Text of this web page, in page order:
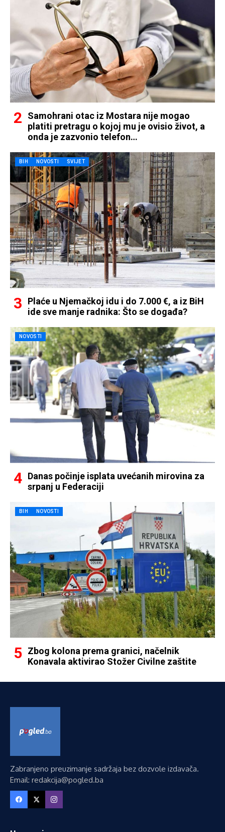
Samohrani otac iz Mostara nije mogao
platiti pretragu o kojoj mu je ovisio život, a
onda je zazvonio telefon…
BIH NOVOSTI SVIJET
Plaće u Njemačkoj idu i do 7.000 €, a iz BiH
ide sve manje radnika: Što se događa?
NOVOSTI
Danas počinje isplata uvećanih mirovina za
srpanj u Federaciji
BIH NOVOSTI
Zbog kolona prema granici, načelnik
Konavala aktivirao Stožer Civilne zaštite
Zabranjeno preuzimanje sadržaja bez dozvole izdavača.
Email: redakcija@pogled.ba